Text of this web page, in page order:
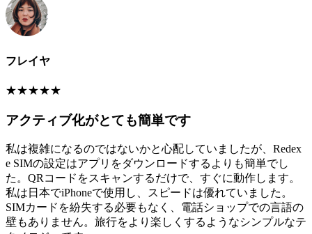
フレイヤ
★★★★★
アクティブ化がとても簡単です
私は複雑になるのではないかと心配していましたが、Redex
e SIMの設定はアプリをダウンロードするよりも簡単でし
た。QRコードをスキャンするだけで、すぐに動作します。
私は日本でiPhoneで使用し、スピードは優れていました。
SIMカードを紛失する必要もなく、電話ショップでの言語の
壁もありません。旅行をより楽しくするようなシンプルなテ